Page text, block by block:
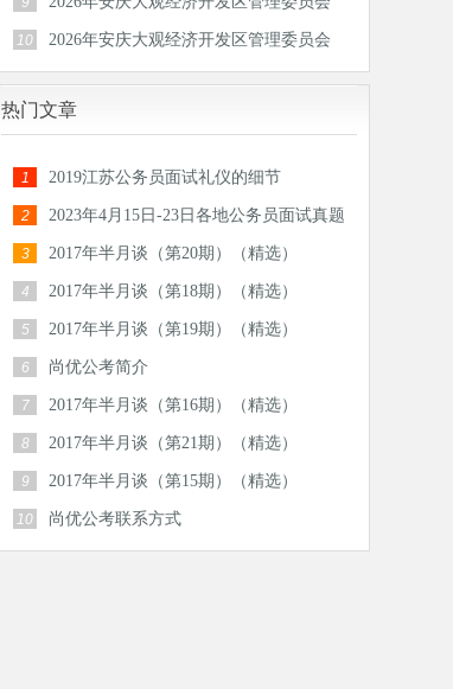
公开招
10
2026年安庆大观经济开发区管理委员会
公开招
热门文章
1 2019江苏公务员面试礼仪的细节
2
2023年4月15日-23日各地公务员面试真题
汇总
3 2017年半月谈（第20期）（精选）
4 2017年半月谈（第18期）（精选）
5 2017年半月谈（第19期）（精选）
6 尚优公考简介
7 2017年半月谈（第16期）（精选）
8 2017年半月谈（第21期）（精选）
9 2017年半月谈（第15期）（精选）
10 尚优公考联系方式